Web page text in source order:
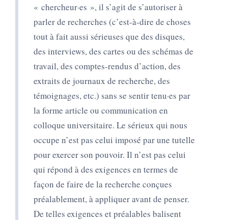
« chercheur·es », il s’agit de s’autoriser à
parler de recherches (c’est-à-dire de choses
tout à fait aussi sérieuses que des disques,
des interviews, des cartes ou des schémas de
travail, des comptes-rendus d’action, des
extraits de journaux de recherche, des
témoignages, etc.) sans se sentir tenu·es par
la forme article ou communication en
colloque universitaire. Le sérieux qui nous
occupe n’est pas celui imposé par une tutelle
pour exercer son pouvoir. Il n’est pas celui
qui répond à des exigences en termes de
façon de faire de la recherche conçues
préalablement, à appliquer avant de penser.
De telles exigences et préalables balisent